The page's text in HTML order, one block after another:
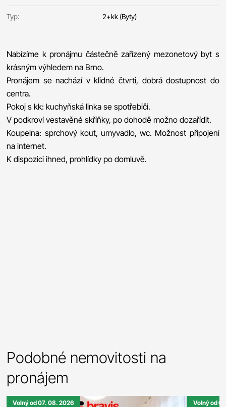
Typ: 2+kk (Byty)
Nabízíme k pronájmu částečně zařízený mezonetový byt s
krásným výhledem na Brno.
Pronájem se nachází v klidné čtvrti, dobrá dostupnost do
centra.
Pokoj s kk: kuchyňská linka se spotřebiči.
V podkroví vestavěné skříňky, po dohodě možno dozařídit.
Koupelna: sprchový kout, umyvadlo, wc. Možnost připojení
na internet.
K dispozici ihned, prohlídky po domluvě.
Podobné nemovitosti na
pronájem
Volný od 07. 08. 2026 Volný od